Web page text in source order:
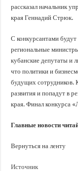
рассказал начальник
края Геннадий Стрюк.
С конкурсантами
региональные
кубанские депутаты и
что политики и
будущих сотрудников.
развития и попадут в
края. Финал конкурса
Главные новости
Вернуться на ленту
Источник